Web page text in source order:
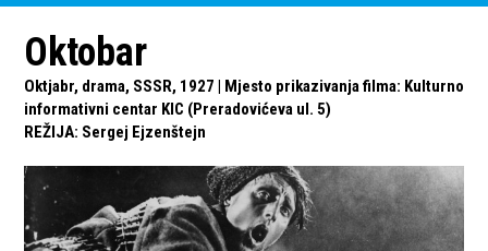
Oktobar
Oktjabr, drama, SSSR, 1927 | Mjesto prikazivanja filma: Kulturno
informativni centar KIC (Preradovićeva ul. 5)
REŽIJA: Sergej Ejzenštejn